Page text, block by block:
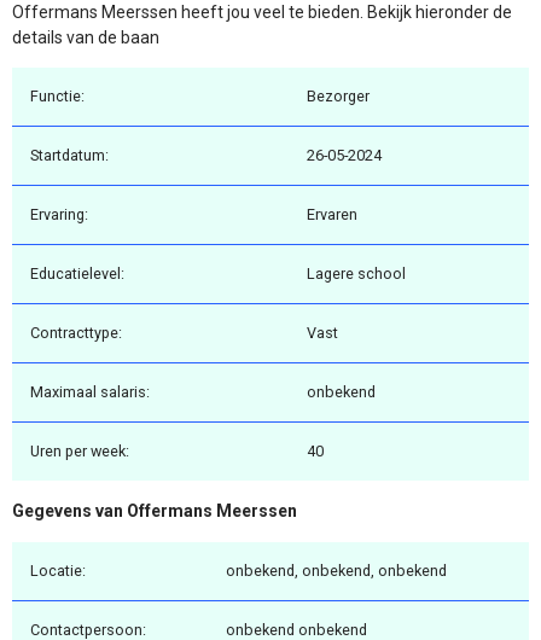
Offermans Meerssen heeft jou veel te bieden. Bekijk hieronder de
details van de baan
Functie: Bezorger
Startdatum: 26-05-2024
Ervaring: Ervaren
Educatielevel: Lagere school
Contracttype: Vast
Maximaal salaris: onbekend
Uren per week: 40
Gegevens van Offermans Meerssen
Locatie: onbekend, onbekend, onbekend
Contactpersoon: onbekend onbekend